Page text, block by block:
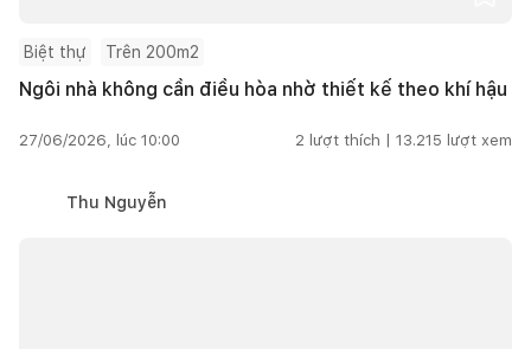
Biệt thự Trên 200m2
Ngôi nhà không cần điều hòa nhờ thiết kế theo khí hậu
27/06/2026, lúc 10:00 2 lượt thích | 13.215 lượt xem
Thu Nguyễn